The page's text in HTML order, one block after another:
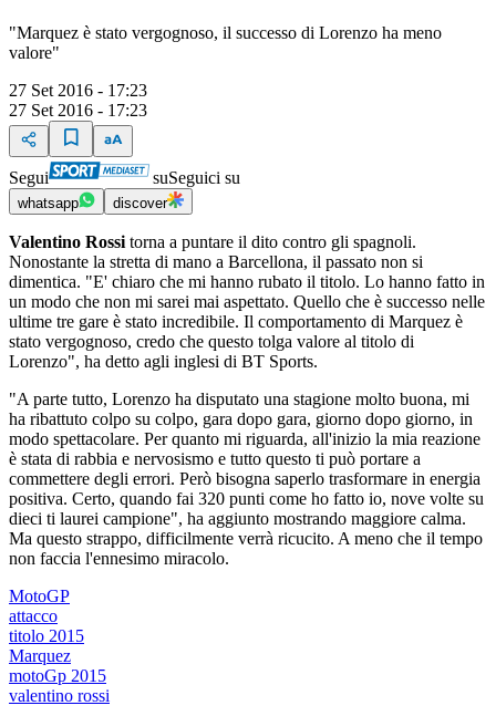
"Marquez è stato vergognoso, il successo di Lorenzo ha meno
valore"
27 Set 2016 - 17:23
27 Set 2016 - 17:23
Segui suSeguici su
whatsapp discover
Valentino Rossi torna a puntare il dito contro gli spagnoli.
Nonostante la stretta di mano a Barcellona, il passato non si
dimentica. "E' chiaro che mi hanno rubato il titolo. Lo hanno fatto in
un modo che non mi sarei mai aspettato. Quello che è successo nelle
ultime tre gare è stato incredibile. Il comportamento di Marquez è
stato vergognoso, credo che questo tolga valore al titolo di
Lorenzo", ha detto agli inglesi di BT Sports.
"A parte tutto, Lorenzo ha disputato una stagione molto buona, mi
ha ribattuto colpo su colpo, gara dopo gara, giorno dopo giorno, in
modo spettacolare. Per quanto mi riguarda, all'inizio la mia reazione
è stata di rabbia e nervosismo e tutto questo ti può portare a
commettere degli errori. Però bisogna saperlo trasformare in energia
positiva. Certo, quando fai 320 punti come ho fatto io, nove volte su
dieci ti laurei campione", ha aggiunto mostrando maggiore calma.
Ma questo strappo, difficilmente verrà ricucito. A meno che il tempo
non faccia l'ennesimo miracolo.
MotoGP
attacco
titolo 2015
Marquez
motoGp 2015
valentino rossi